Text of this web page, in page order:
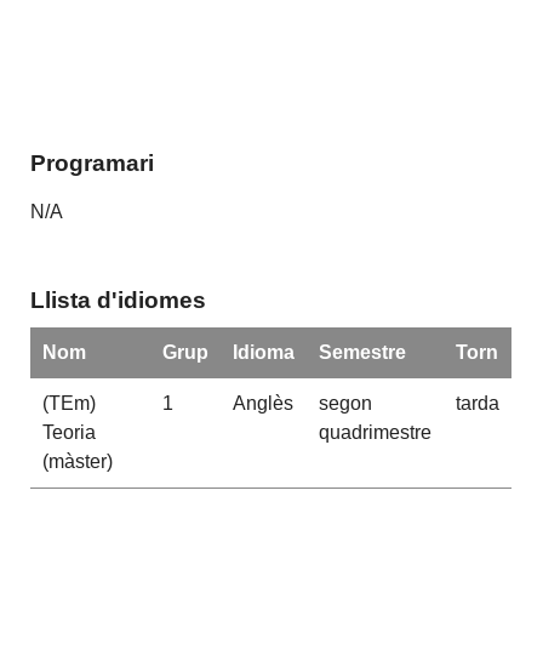
Programari
N/A
Llista d'idiomes
Nom Grup Idioma Semestre Torn
(TEm)
Teoria
(màster)
1 Anglès
segon
quadrimestre
tarda